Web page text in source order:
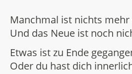
Manchmal ist nichts
Und das Neue ist noch
Etwas ist zu Ende
Oder du hast dich